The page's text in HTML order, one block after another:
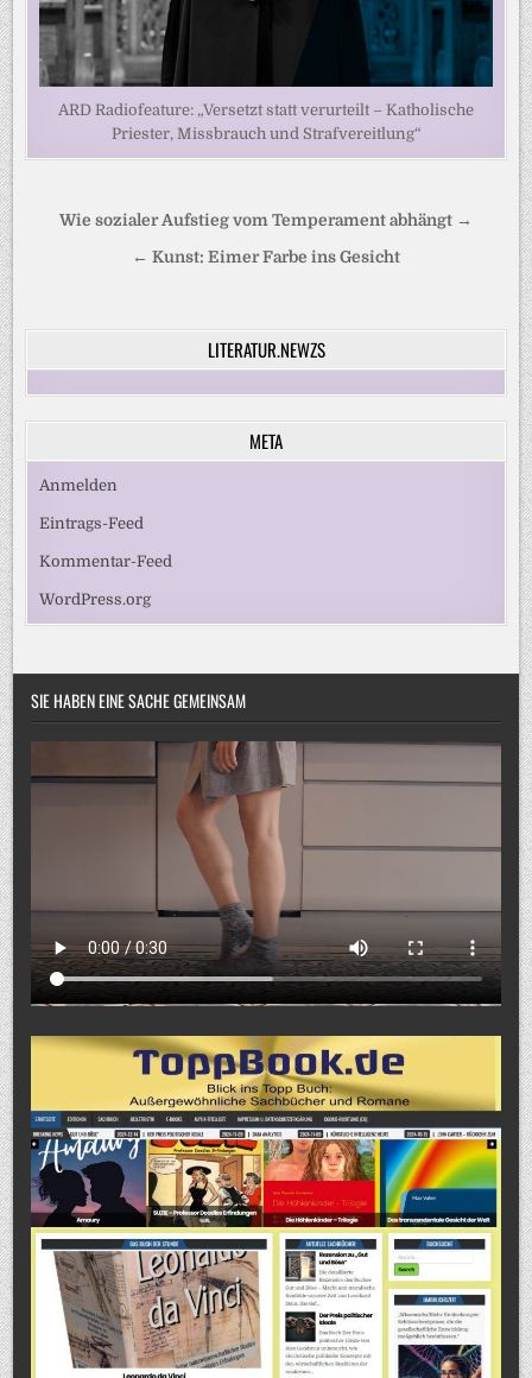
ARD Radiofeature: „Versetzt statt verurteilt – Katholische
Priester, Missbrauch und Strafvereitlung“
Beitragsnavigation
Wie sozialer Aufstieg vom Temperament abhängt →
← Kunst: Eimer Farbe ins Gesicht
LITERATUR.NEWZS
META
Anmelden
Eintrags-Feed
Kommentar-Feed
WordPress.org
SIE HABEN EINE SACHE GEMEINSAM